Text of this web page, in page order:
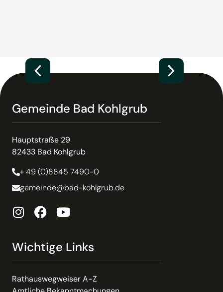
Gemeinde Bad Kohlgrub
Hauptstraße 29
82433 Bad Kohlgrub
+ 49 (0)8845 7490-0
gemeinde@bad-kohlgrub.de
Wichtige Links
Rathauswegweiser A-Z